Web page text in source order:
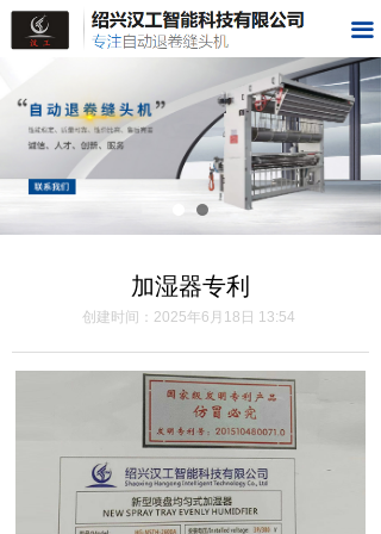
끀
首页
样品展示
视频展示
荣誉资质
在线留言
加湿器专利
创建时间： 2025年6月18日 13:54